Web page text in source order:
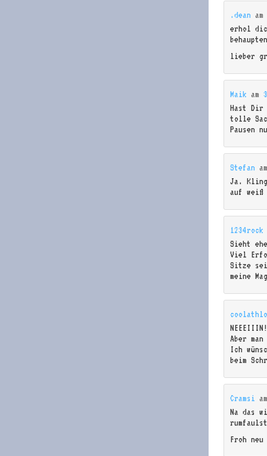
.dean am
erhol
lieber
Maik am
Hast Dir
tolle
Pausen
Stefan
Ja.
auf
1234rock
Sieht
Viel
Sitze
meine
NEEEIIIN!
Aber
Ich
beim
Cramsi
Na das
Froh